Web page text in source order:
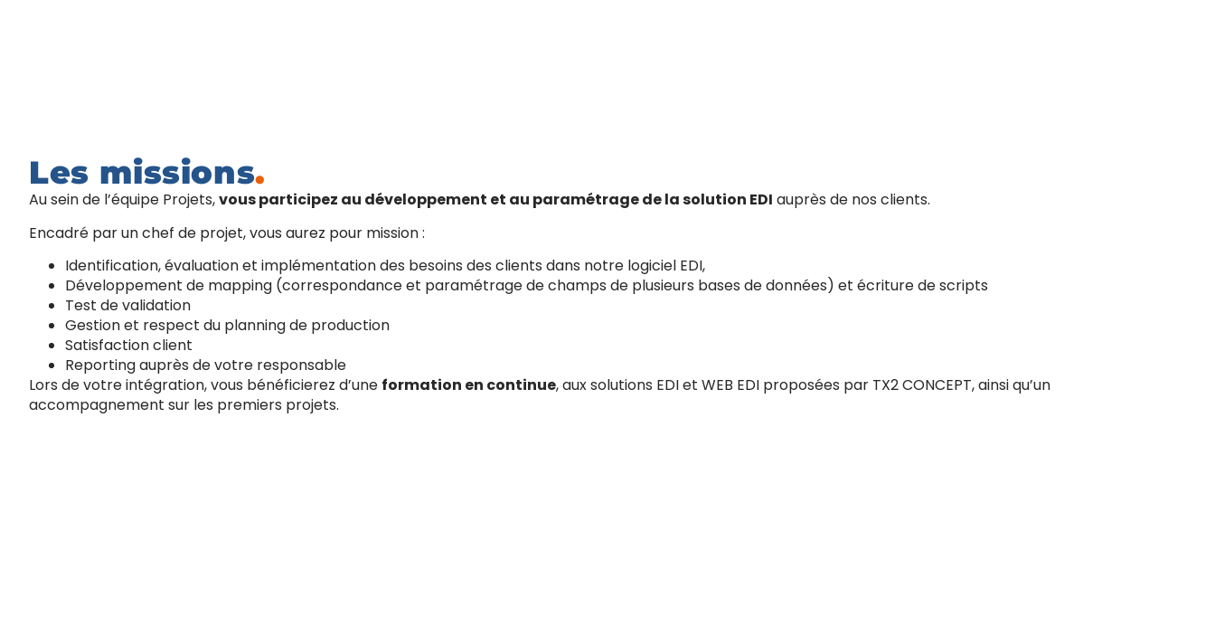
Les missions.
Au sein de l’équipe Projets,vous participez au développement et au paramétrage de la solution EDI auprès de nos clients.
Encadré par un chef de projet, vous aurez pour mission :
Identification, évaluation et implémentation des besoins des clients dans notre logiciel EDI,
Développement de mapping (correspondance et paramétrage de champs de plusieurs bases de données) et écriture de scripts
Test de validation
Gestion et respect du planning de production
Satisfaction client
Reporting auprès de votre responsable
Lors de votre intégration, vous bénéficierez d’une formation en continue, aux solutions EDI et WEB EDI proposées par TX2 CONCEPT, ainsi qu’un
accompagnement sur les premiers projets.